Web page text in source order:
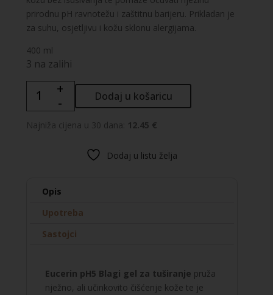
prirodnu pH ravnotežu i zaštitnu barijeru. Prikladan je
za suhu, osjetljivu i kožu sklonu alergijama.
400 ml
3 na zalihi
pH5
gel
+
-
Dodaj u košaricu
Najniža cijena u 30 dana: 12.45 €
Dodaj u listu želja
Opis
Upotreba
Sastojci
Eucerin pH5 Blagi gel za tuširanje pruža
nježno, ali učinkovito čišćenje kože te je